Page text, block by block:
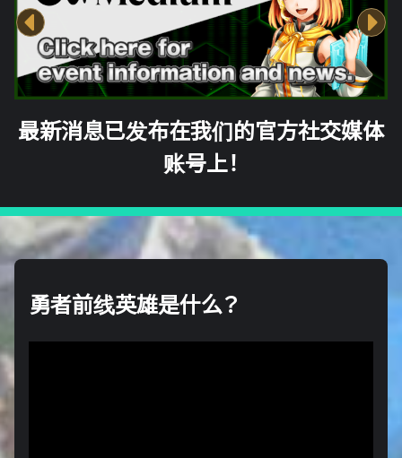
最新消息已发布在我们的官方社交媒体
账号上！
勇者前线英雄是什么？